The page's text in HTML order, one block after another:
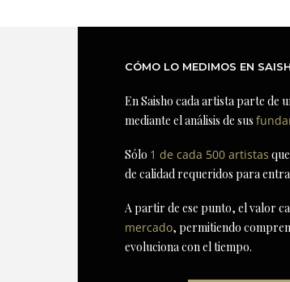
CÓMO LO MEDIMOS EN
En Saisho cada artista parte de
mediante el análisis de sus
Sólo 1 de cada 500 artistas
de calidad requeridos para
A partir de ese punto, el valor
mercado, permitiendo
evoluciona con el tiempo.